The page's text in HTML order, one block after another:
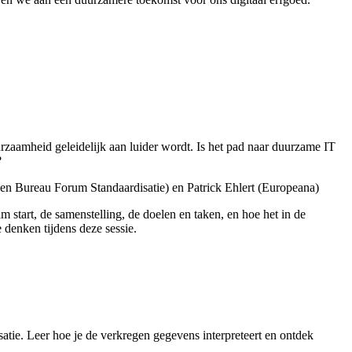
geleidelijk aan luider wordt. Is het pad naar duurzame IT
Forum Standaardisatie) en Patrick Ehlert (Europeana)
start, de samenstelling, de doelen en taken, en hoe het in de
tijdens deze sessie.
Leer hoe je de verkregen gegevens interpreteert en ontdek